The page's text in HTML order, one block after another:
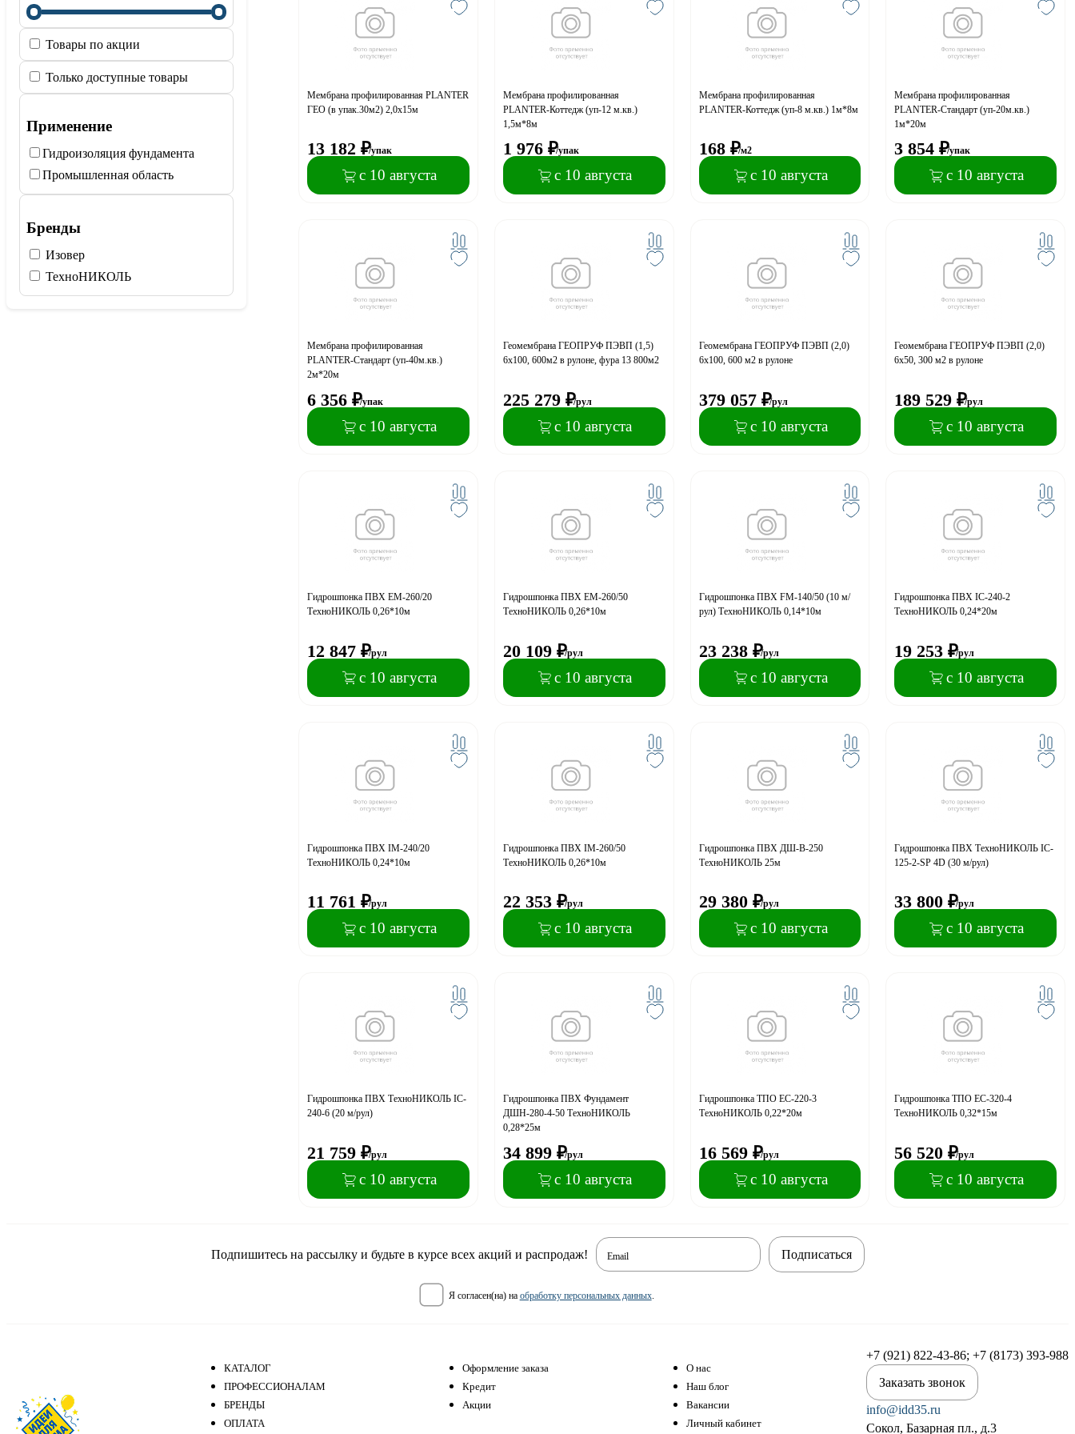
Товары по акции
Только доступные товары
Применение
Гидроизоляция фундамента
Промышленная область
Бренды
Изовер
ТехноНИКОЛЬ
Мембрана профилированная PLANTER
ГЕО (в упак.30м2) 2,0х15м
13 182 ₽/упак
с 10 августа
Мембрана профилированная
PLANTER-Коттедж (уп-12 м.кв.)
1,5м*8м
1 976 ₽/упак
с 10 августа
Мембрана профилированная
PLANTER-Коттедж (уп-8 м.кв.) 1м*8м
168 ₽/м2
с 10 августа
Мембрана профилированная
PLANTER-Стандарт (уп-20м.кв.)
1м*20м
3 854 ₽/упак
с 10 августа
Мембрана профилированная
PLANTER-Стандарт (уп-40м.кв.)
2м*20м
6 356 ₽/упак
с 10 августа
Геомембрана ГЕОПРУФ ПЭВП (1,5)
6х100, 600м2 в рулоне, фура 13 800м2
225 279 ₽/рул
с 10 августа
Геомембрана ГЕОПРУФ ПЭВП (2,0)
6х100, 600 м2 в рулоне
379 057 ₽/рул
с 10 августа
Геомембрана ГЕОПРУФ ПЭВП (2,0)
6х50, 300 м2 в рулоне
189 529 ₽/рул
с 10 августа
Гидрошпонка ПВХ EM-260/20
ТехноНИКОЛЬ 0,26*10м
12 847 ₽/рул
с 10 августа
Гидрошпонка ПВХ EM-260/50
ТехноНИКОЛЬ 0,26*10м
20 109 ₽/рул
с 10 августа
Гидрошпонка ПВХ FM-140/50 (10 м/
рул) ТехноНИКОЛЬ 0,14*10м
23 238 ₽/рул
с 10 августа
Гидрошпонка ПВХ IC-240-2
ТехноНИКОЛЬ 0,24*20м
19 253 ₽/рул
с 10 августа
Гидрошпонка ПВХ IM-240/20
ТехноНИКОЛЬ 0,24*10м
11 761 ₽/рул
с 10 августа
Гидрошпонка ПВХ IM-260/50
ТехноНИКОЛЬ 0,26*10м
22 353 ₽/рул
с 10 августа
Гидрошпонка ПВХ ДШ-В-250
ТехноНИКОЛЬ 25м
29 380 ₽/рул
с 10 августа
Гидрошпонка ПВХ ТехноНИКОЛЬ IC-
125-2-SP 4D (30 м/рул)
33 800 ₽/рул
с 10 августа
Гидрошпонка ПВХ ТехноНИКОЛЬ IC-
240-6 (20 м/рул)
21 759 ₽/рул
с 10 августа
Гидрошпонка ПВХ Фундамент
ДШН-280-4-50 ТехноНИКОЛЬ
0,28*25м
34 899 ₽/рул
с 10 августа
Гидрошпонка ТПО EC-220-3
ТехноНИКОЛЬ 0,22*20м
16 569 ₽/рул
с 10 августа
Гидрошпонка ТПО EC-320-4
ТехноНИКОЛЬ 0,32*15м
56 520 ₽/рул
с 10 августа
Подпишитесь на рассылку и будьте в курсе всех акций и распродаж! Email
я согласен(на) на обработку персональных данных.
Подписаться
КАТАЛОГ
ПРОФЕССИОНАЛАМ
БРЕНДЫ
ОПЛАТА
Оформление заказа
Кредит
Акции
О нас
Наш блог
Вакансии
Личный кабинет
+7 (921) 822-43-86; +7 (8173) 393-988
Заказать звонок
info@idd35.ru
Сокол, Базарная пл., д.3